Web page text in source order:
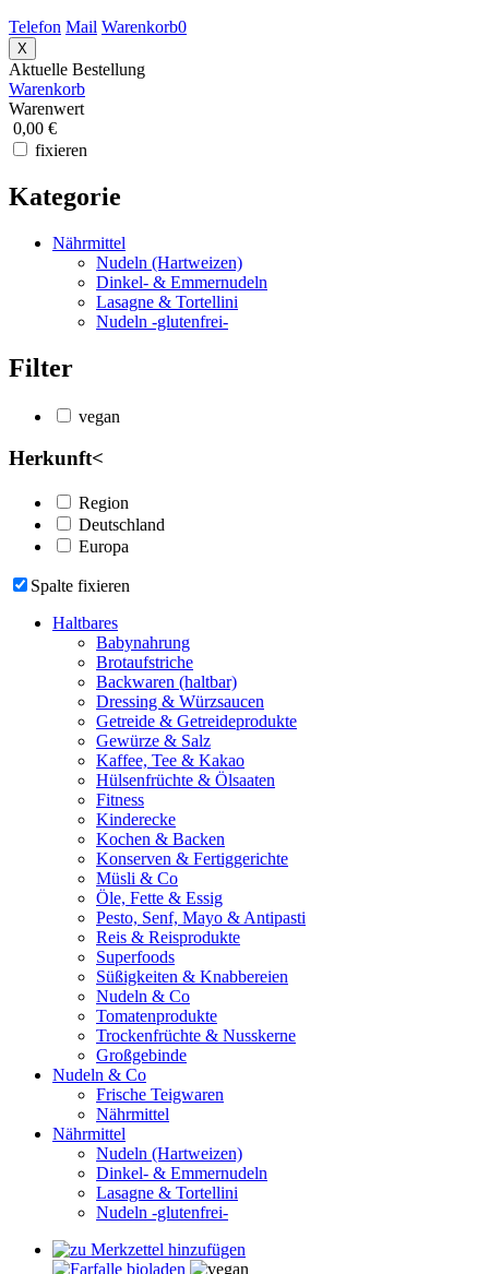
Telefon Mail Warenkorb0
X
Aktuelle Bestellung
Warenkorb
Warenwert
0,00 €
fixieren
Kategorie
Nährmittel
Nudeln (Hartweizen)
Dinkel- & Emmernudeln
Lasagne & Tortellini
Nudeln -glutenfrei-
Filter
vegan
Herkunft<
Region
Deutschland
Europa
Spalte fixieren
Haltbares
Babynahrung
Brotaufstriche
Backwaren (haltbar)
Dressing & Würzsaucen
Getreide & Getreideprodukte
Gewürze & Salz
Kaffee, Tee & Kakao
Hülsenfrüchte & Ölsaaten
Fitness
Kinderecke
Kochen & Backen
Konserven & Fertiggerichte
Müsli & Co
Öle, Fette & Essig
Pesto, Senf, Mayo & Antipasti
Reis & Reisprodukte
Superfoods
Süßigkeiten & Knabbereien
Nudeln & Co
Tomatenprodukte
Trockenfrüchte & Nusskerne
Großgebinde
Nudeln & Co
Frische Teigwaren
Nährmittel
Nährmittel
Nudeln (Hartweizen)
Dinkel- & Emmernudeln
Lasagne & Tortellini
Nudeln -glutenfrei-